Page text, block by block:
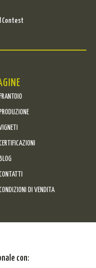
Contest
FRANTOIO
BLOG
DI VENDITA
con: